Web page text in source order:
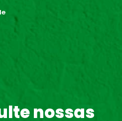
nossas